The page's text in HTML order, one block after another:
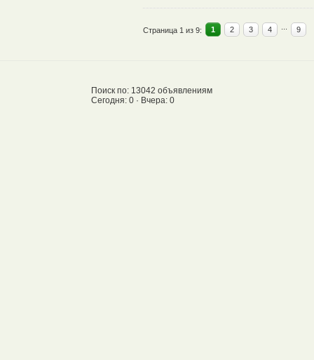
Страница 1 из 9: 1 2 3 4 9
Поиск по: 13042 объявлениям
Сегодня: 0 · Вчера: 0